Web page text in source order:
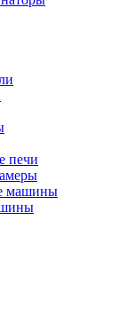
печи
машины